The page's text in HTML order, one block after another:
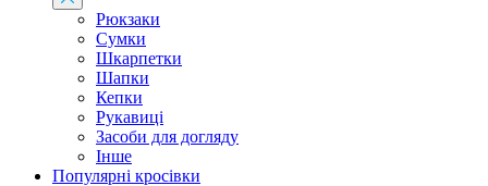
Рюкзаки
Сумки
Шкарпетки
Шапки
Кепки
Рукавиці
Засоби для догляду
Інше
Популярні кросівки